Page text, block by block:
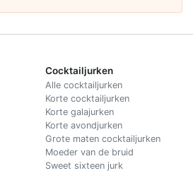
Cocktailjurken
Alle cocktailjurken
Korte cocktailjurken
Korte galajurken
Korte avondjurken
Grote maten cocktailjurken
Moeder van de bruid
Sweet sixteen jurk